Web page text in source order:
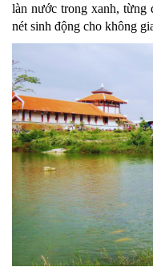
làn nước trong xanh, từng
nét sinh động cho không